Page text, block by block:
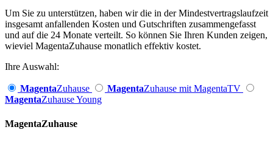
Um Sie zu unterstützen, haben wir die in der Mindestvertragslaufzeit
insgesamt anfallenden Kosten und Gutschriften zusammengefasst
und auf die 24 Monate verteilt. So können Sie Ihren Kunden zeigen,
wieviel MagentaZuhause monatlich effektiv kostet.
Ihre Auswahl:
MagentaZuhause MagentaZuhause mit MagentaTV
MagentaZuhause Young
Magenta­Zuhause